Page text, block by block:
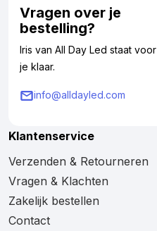
Vragen over je
bestelling?
Iris van All Day Led staat voor
je klaar.
info@alldayled.com
Klantenservice
Verzenden & Retourneren
Vragen & Klachten
Zakelijk bestellen
Contact